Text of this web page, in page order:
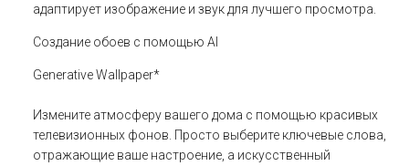
адаптирует изображение и звук для лучшего просмотра.
Создание обоев с помощью AI
Generative Wallpaper*
Измените атмосферу вашего дома с помощью красивых
телевизионных фонов. Просто выберите ключевые слова,
отражающие ваше настроение, а искусственный